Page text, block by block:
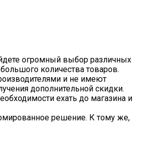
огромный выбор различных
количества товаров.
и не имеют
дополнительной скидки.
ехать до магазина и
решение. К тому же,